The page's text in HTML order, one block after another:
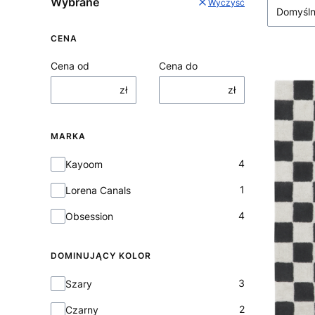
Wyczyść
CENA
Cena od
zł
Cena do
zł
MARKA
Marka
Kayoom 4
Lorena Canals 1
Obsession 4
DOMINUJĄCY KOLOR
Dominujący kolor
Szary 3
Czarny 2